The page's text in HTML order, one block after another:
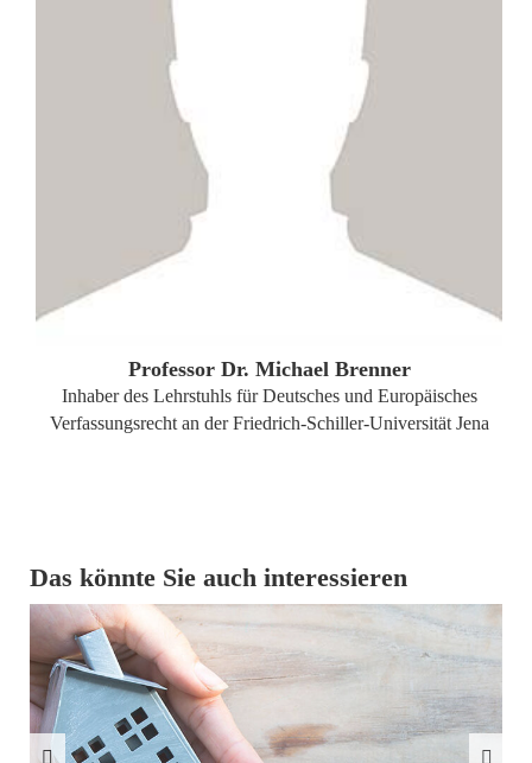
Professor Dr. Michael Brenner
Inhaber des Lehrstuhls für Deutsches und Europäisches
Verfassungsrecht an der Friedrich-Schiller-Universität Jena
Das könnte Sie auch interessieren